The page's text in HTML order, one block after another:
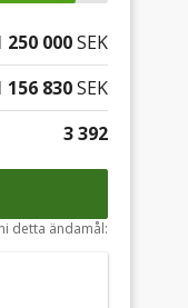
250 000SEK
156 830SEK
3 392
detta ändamål: